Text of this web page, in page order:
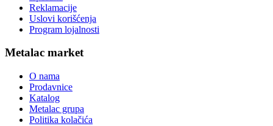
Reklamacije
Uslovi korišćenja
Program lojalnosti
Metalac market
O nama
Prodavnice
Katalog
Metalac grupa
Politika kolačića